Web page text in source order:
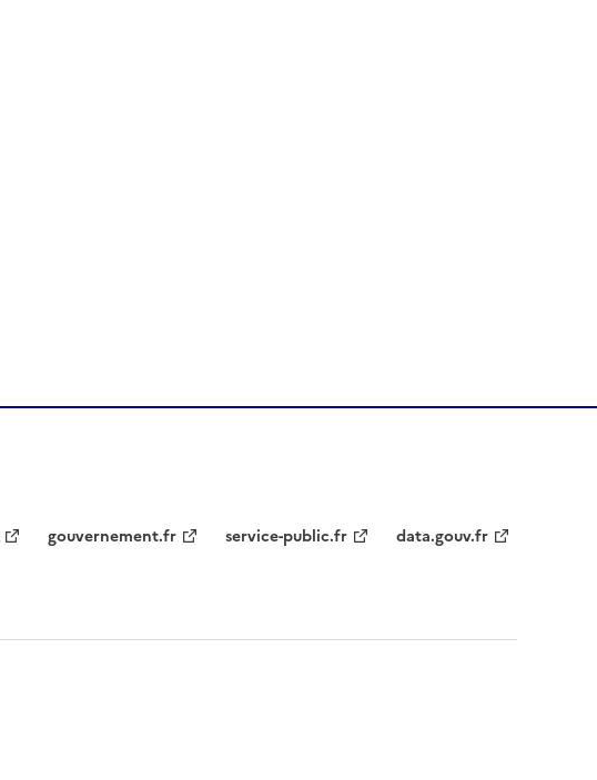
gouvernement.fr service-public.fr data.gouv.fr